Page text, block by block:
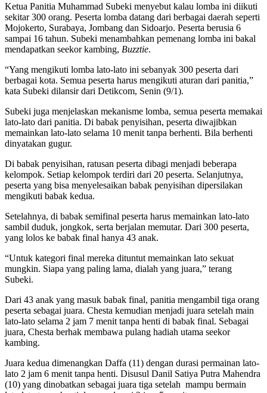
Ketua Panitia Muhammad Subeki menyebut kalau lomba ini diikuti
sekitar 300 orang. Peserta lomba datang dari berbagai daerah seperti
Mojokerto, Surabaya, Jombang dan Sidoarjo. Peserta berusia 6
sampai 16 tahun. Subeki menambahkan pemenang lomba ini bakal
mendapatkan seekor kambing, Buzztie.
“Yang mengikuti lomba lato-lato ini sebanyak 300 peserta dari
berbagai kota. Semua peserta harus mengikuti aturan dari panitia,”
kata Subeki dilansir dari Detikcom, Senin (9/1).
Subeki juga menjelaskan mekanisme lomba, semua peserta memakai
lato-lato dari panitia. Di babak penyisihan, peserta diwajibkan
memainkan lato-lato selama 10 menit tanpa berhenti. Bila berhenti
dinyatakan gugur.
Di babak penyisihan, ratusan peserta dibagi menjadi beberapa
kelompok. Setiap kelompok terdiri dari 20 peserta. Selanjutnya,
peserta yang bisa menyelesaikan babak penyisihan dipersilakan
mengikuti babak kedua.
Setelahnya, di babak semifinal peserta harus memainkan lato-lato
sambil duduk, jongkok, serta berjalan memutar. Dari 300 peserta,
yang lolos ke babak final hanya 43 anak.
“Untuk kategori final mereka dituntut memainkan lato sekuat
mungkin. Siapa yang paling lama, dialah yang juara,” terang
Subeki.
Dari 43 anak yang masuk babak final, panitia mengambil tiga orang
peserta sebagai juara. Chesta kemudian menjadi juara setelah main
lato-lato selama 2 jam 7 menit tanpa henti di babak final. Sebagai
juara, Chesta berhak membawa pulang hadiah utama seekor
kambing.
Juara kedua dimenangkan Daffa (11) dengan durasi permainan lato-
lato 2 jam 6 menit tanpa henti. Disusul Danil Satiya Putra Mahendra
(10) yang dinobatkan sebagai juara tiga setelah mampu bermain